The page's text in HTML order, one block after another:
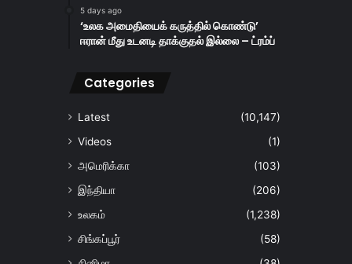
5 days ago
‘உலக அமைதியைக் கருத்தில் கொண்டு’
ஈரான் மீது உடனடி தாக்குதல் இல்லை – ட்ரம்ப்
Categories
Latest
(10,147)
Videos
(1)
அமெரிக்கா
(103)
இந்தியா
(206)
உலகம்
(1,238)
சிங்கப்பூர்
(58)